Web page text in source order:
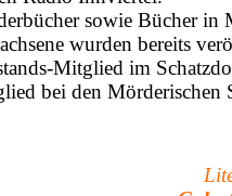
sowie Bücher in
wurden bereits
Mitglied im
bei den Mörderischen